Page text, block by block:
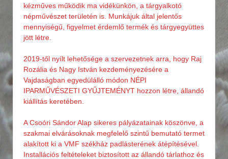
kézműves működik ma vidékünkön, a tárgyalkotó
népművészet területén is. Munkájuk által jelentős
mennyiségű, figyelmet érdemlő termék és tárgyegyüttes
jött létre.
2019-től nyílt lehetősége a szervezetnek arra, hogy Raj
Rozália és Nagy István kezdeményezésére a
Vajdaságban egyedülálló módon NÉPI
IPARMŰVÉSZETI GYŰJTEMÉNYT hozzon létre, állandó
kiállítás keretében.
A Csoóri Sándor Alap sikeres pályázatainak köszönve, a
szakmai elvárásoknak megfelelő szintű bemutató termet
alakított ki a VMF székház padlásterének átépítésével.
Installációs feltételeket biztosított az állandó tárlathoz és